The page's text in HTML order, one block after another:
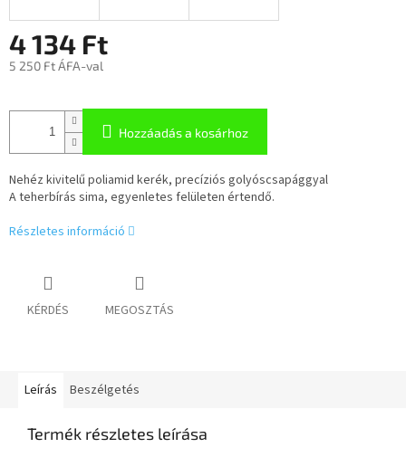
4 134 Ft
5 250 Ft ÁFA-val
Hozzáadás a kosárhoz
Nehéz kivitelű poliamid kerék, precíziós golyóscsapággyal
A teherbírás sima, egyenletes felületen értendő.
Részletes információ
KÉRDÉS MEGOSZTÁS
Leírás Beszélgetés
Termék részletes leírása